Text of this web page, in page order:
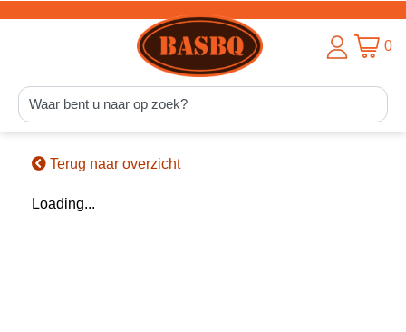
0
Terug naar overzicht
Loading...